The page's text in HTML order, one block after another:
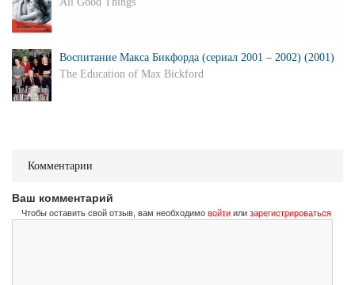
Воспитание Макса Бикфорда (сериал 2001 – 2002) (2001)
The Education of Max Bickford
Комментарии
Ваш комментарий
Чтобы оставить свой отзыв, вам необходимо войти или зарегистрироваться